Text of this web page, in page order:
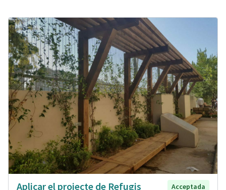
Aplicar el projecte de Refugis
Acceptada